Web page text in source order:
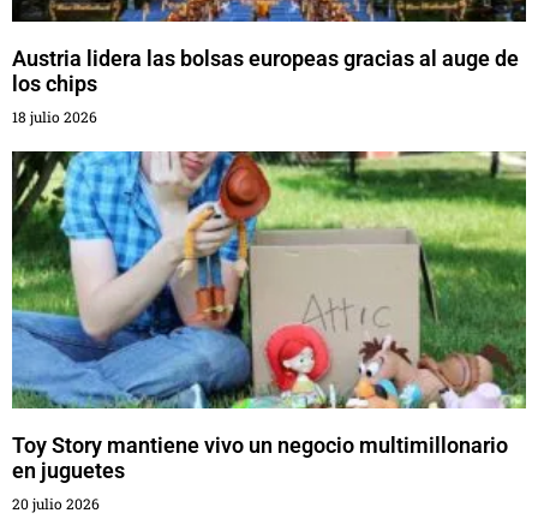
Austria lidera las bolsas europeas gracias al auge de
los chips
18 julio 2026
Toy Story mantiene vivo un negocio multimillonario
en juguetes
20 julio 2026